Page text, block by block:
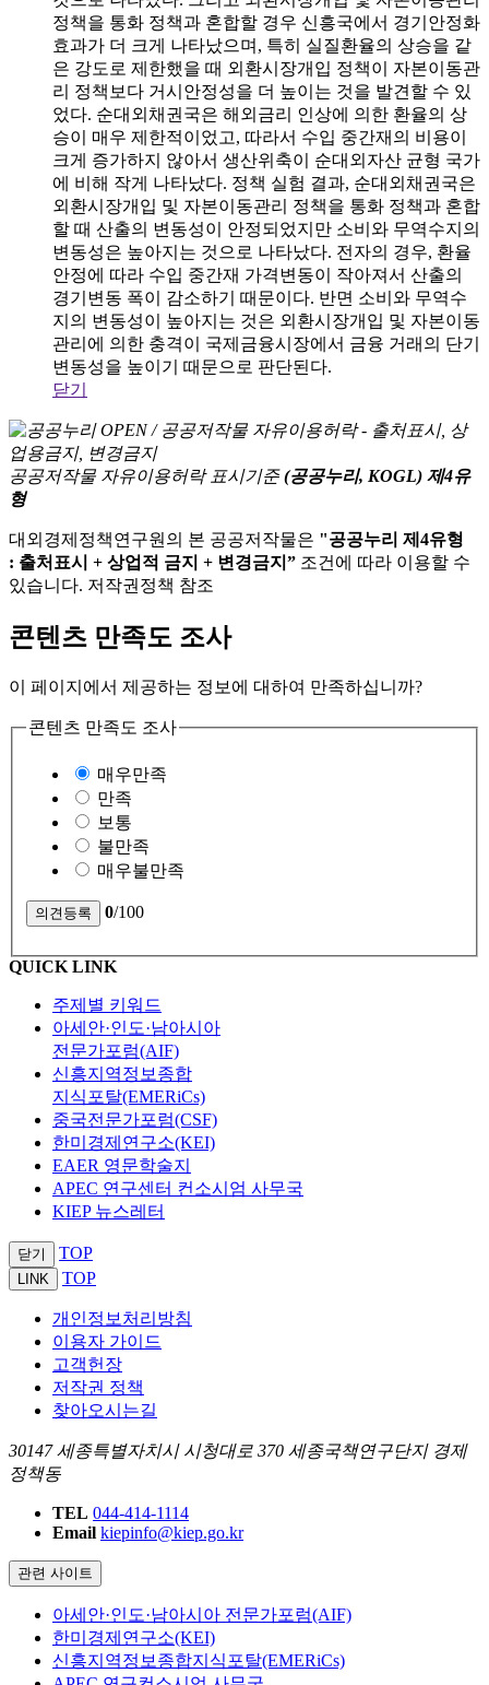
정책을 통화 정책과 혼합할 경우 신흥국에서 경기안정화
효과가 더 크게 나타났으며, 특히 실질환율의 상승을 같
은 강도로 제한했을 때 외환시장개입 정책이 자본이동관
리 정책보다 거시안정성을 더 높이는 것을 발견할 수 있
었다. 순대외채권국은 해외금리 인상에 의한 환율의 상
승이 매우 제한적이었고, 따라서 수입 중간재의 비용이
크게 증가하지 않아서 생산위축이 순대외자산 균형 국가
에 비해 작게 나타났다. 정책 실험 결과, 순대외채권국은
외환시장개입 및 자본이동관리 정책을 통화 정책과 혼합
할 때 산출의 변동성이 안정되었지만 소비와 무역수지의
변동성은 높아지는 것으로 나타났다. 전자의 경우, 환율
안정에 따라 수입 중간재 가격변동이 작아져서 산출의
경기변동 폭이 감소하기 때문이다. 반면 소비와 무역수
지의 변동성이 높아지는 것은 외환시장개입 및 자본이동
관리에 의한 충격이 국제금융시장에서 금융 거래의 단기
변동성을 높이기 때문으로 판단된다.
닫기
공공저작물 자유이용허락 표시기준 (공공누리, KOGL) 제4유
형
대외경제정책연구원의 본 공공저작물은 "공공누리 제4유형
: 출처표시 + 상업적 금지 + 변경금지” 조건에 따라 이용할 수
있습니다. 저작권정책 참조
콘텐츠 만족도 조사
이 페이지에서 제공하는 정보에 대하여 만족하십니까?
콘텐츠 만족도 조사
매우만족
만족
보통
불만족
매우불만족
0/100
QUICK LINK
주제별 키워드
아세안·인도·남아시아
전문가포럼(AIF)
신흥지역정보종합
지식포탈(EMERiCs)
중국전문가포럼(CSF)
한미경제연구소(KEI)
EAER 영문학술지
APEC 연구센터 컨소시엄 사무국
KIEP 뉴스레터
닫기 TOP
LINK TOP
개인정보처리방침
이용자 가이드
고객헌장
저작권 정책
찾아오시는길
30147 세종특별자치시 시청대로 370 세종국책연구단지 경제
정책동
TEL 044-414-1114
Email kiepinfo@kiep.go.kr
관련 사이트
아세안·인도·남아시아 전문가포럼(AIF)
한미경제연구소(KEI)
신흥지역정보종합지식포탈(EMERiCs)